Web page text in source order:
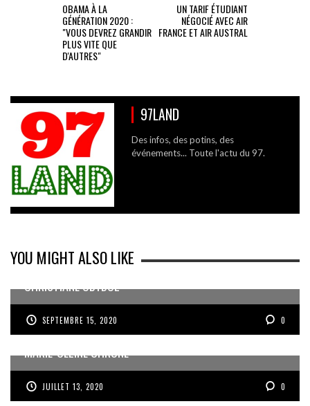
OBAMA À LA
GÉNÉRATION 2020 :
"VOUS DEVREZ GRANDIR
PLUS VITE QUE
D'AUTRES"
UN TARIF ÉTUDIANT
NÉGOCIÉ AVEC AIR
FRANCE ET AIR AUSTRAL
97LAND
Des infos, des potins, des
événements... Toute l'actu du 97.
YOU MIGHT ALSO LIKE
CHRISTIANE OBYDOL
SEPTEMBRE 15, 2020 0
MARIE-CÉLINE CHRONÉ
JUILLET 13, 2020 0